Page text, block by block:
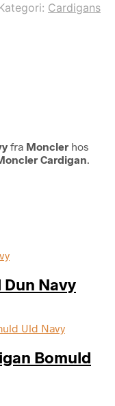
Cardigans
fra Moncler hos
Cardigan.
Navy
Bomuld